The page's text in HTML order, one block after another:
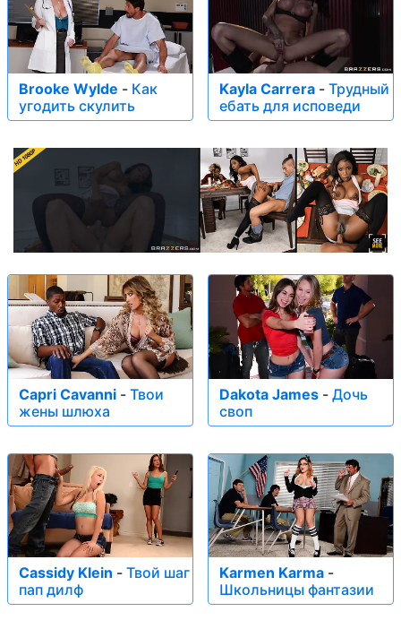
Brooke Wylde - Как
угодить скулить
Kayla Carrera - Трудный
ебать для исповеди
Capri Cavanni - Твои
жены шлюха
Dakota James - Дочь
своп
Cassidy Klein - Твой шаг
пап дилф
Karmen Karma -
Школьницы фантазии